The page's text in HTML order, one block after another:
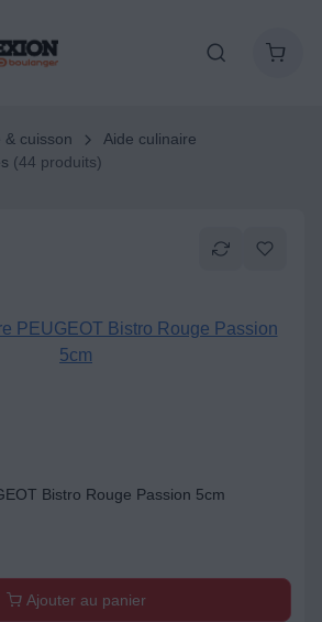
& cuisson
Aide culinaire
(44 produits)
Bistro Rouge Passion 5cm
Ajouter au panier